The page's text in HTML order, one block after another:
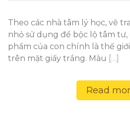
Theo các nhà tâm lý học, vẽ
nhỏ sử dụng để bộc lộ tâm tư,
phẩm của con chính là thế
trên mặt giấy trắng. Màu […]
Read